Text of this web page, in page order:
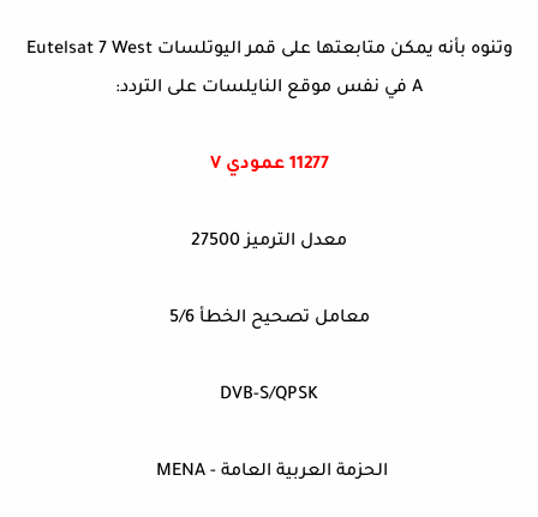
وتنوه بأنه يمكن متابعتها على قمر اليوتلسات Eutelsat 7 West
A في نفس موقع النايلسات على التردد:
11277 عمودي V
معدل الترميز 27500
معامل تصحيح الخطأ 5/6
DVB-S/QPSK
الحزمة العربية العامة - MENA